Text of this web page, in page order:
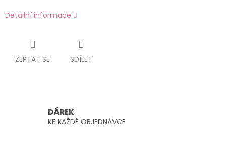
Detailní informace
ZEPTAT SE SDÍLET
DÁREK
KE KAŽDÉ OBJEDNÁVCE